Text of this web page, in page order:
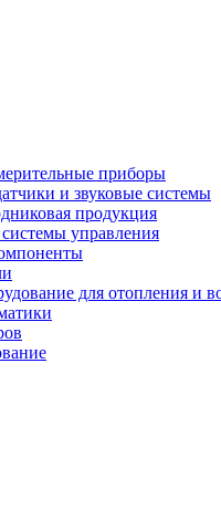
приборы
и звуковые системы
продукция
управления
для отопления и